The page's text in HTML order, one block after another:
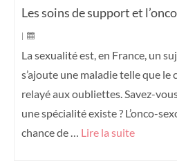
Les soins de support et
|
La sexualité est, en France, un
s’ajoute une maladie telle que le
relayé aux oubliettes. Savez-
une spécialité existe ? L’onco-
chance de … Lire la suite